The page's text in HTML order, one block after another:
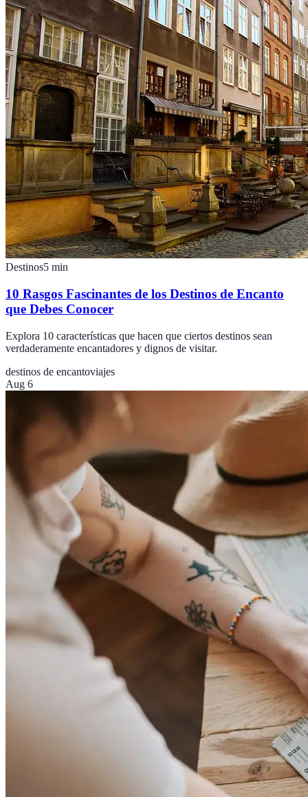
Destinos5 min
10 Rasgos Fascinantes de los Destinos de Encanto
que Debes Conocer
Explora 10 características que hacen que ciertos destinos sean
verdaderamente encantadores y dignos de visitar.
destinos de encantoviajes
Aug 6